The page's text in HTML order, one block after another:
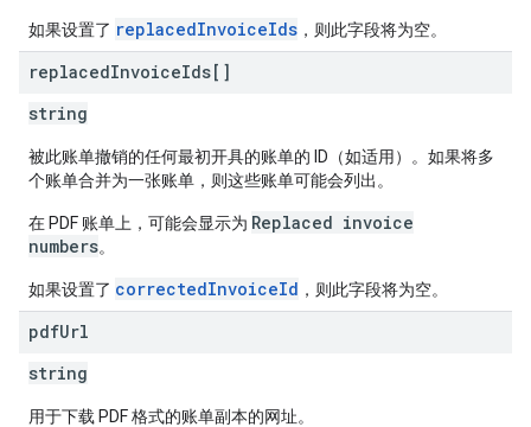
如果设置了 replacedInvoiceIds ，则此字段将为空。
replacedInvoiceIds[]
string
被此账单撤销的任何最初开具的账单的 ID（如适用）。如果将多
个账单合并为一张账单，则这些账单可能会列出。
在 PDF 账单上，可能会显示为 Replaced invoice
numbers。
如果设置了 correctedInvoiceId ，则此字段将为空。
pdfUrl
string
用于下载 PDF 格式的账单副本的网址。